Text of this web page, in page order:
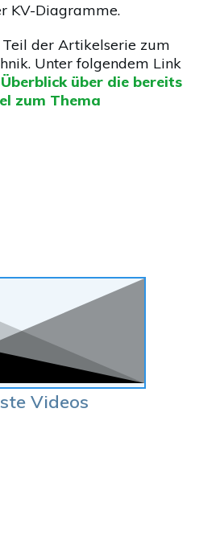
KV-Diagramme.
der Artikelserie zum
Unter folgendem Link
Überblick über die bereits
zum Thema
Videos